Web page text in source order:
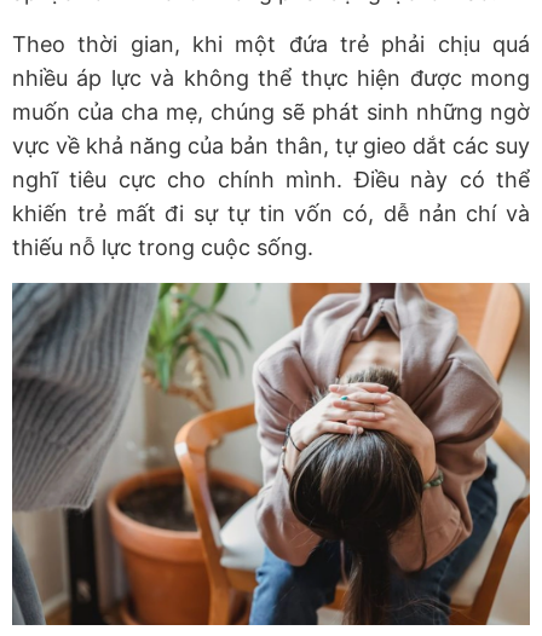
Theo thời gian, khi một đứa trẻ phải chịu quá
nhiều áp lực và không thể thực hiện được mong
muốn của cha mẹ, chúng sẽ phát sinh những ngờ
vực về khả năng của bản thân, tự gieo dắt các suy
nghĩ tiêu cực cho chính mình. Điều này có thể
khiến trẻ mất đi sự tự tin vốn có, dễ nản chí và
thiếu nỗ lực trong cuộc sống.